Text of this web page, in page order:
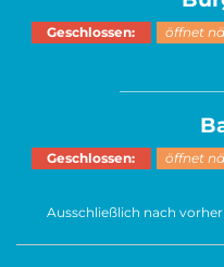
Klicken, um weitere
Geschlossen: öffnet
Klicken, um weitere
Geschlossen: öffnet
Ausschließlich nach